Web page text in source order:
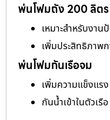
พ่นโฟมถัง 200 ลิตร
เหมาะสำหรับงา
เพิ่มประสิทธิภาพ
พ่นโฟมกันเรือจม
เพิ่มความแข็งแรง
กันน้ำเข้าในตัวเรือ